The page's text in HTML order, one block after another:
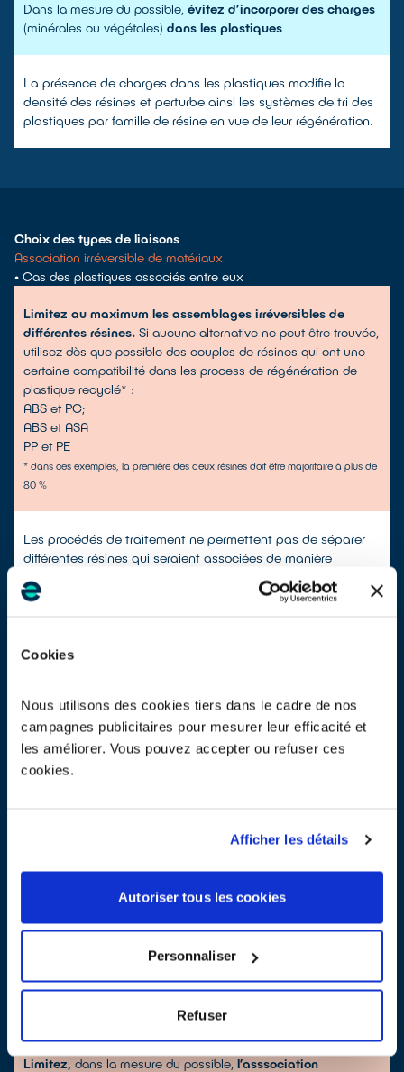
Cookies
Nous utilisons des cookies tiers dans le cadre de nos
campagnes publicitaires pour mesurer leur efficacité et
les améliorer. Vous pouvez accepter ou refuser ces
cookies.
Afficher les détails
Autoriser tous les cookies
Personnaliser
Refuser
Dans la mesure du possible, évitez d’incorporer des charges
(minérales ou végétales) dans les plastiques
La présence de charges dans les plastiques modifie la
densité des résines et perturbe ainsi les systèmes de tri des
plastiques par famille de résine en vue de leur régénération.
Choix des types de liaisons
Association irréversible de matériaux
• Cas des plastiques associés entre eux
Limitez au maximum les assemblages irréversibles de
différentes résines. Si aucune alternative ne peut être trouvée,
utilisez dès que possible des couples de résines qui ont une
certaine compatibilité dans les process de régénération de
plastique recyclé* :
ABS et PC;
ABS et ASA
PP et PE
* dans ces exemples, la première des deux résines doit être majoritaire à plus de
80 %
Les procédés de traitement ne permettent pas de séparer
différentes résines qui seraient associées de manière
irréversible (ex : collages, bi-injection, co-extrusion…).
Or la plupart des résines ne sont pas compatibles
recyclage des plastiques. C’est pourquoi minimiser
aucune alternative n’est envisageable, privilégiez les
assemblages de la liste ci-contre.
Cas des plastiques associés à d’autres matériaux
Les procédés de broyage ne peuvent séparer totalement
aboutiront ainsi, en sortie d’installation, à des fragments
constitués de plusieurs matières. Ces fragments perturbent
aval de recyclage de chacune de ces fractions.
Limitez, dans la mesure du possible, l’asssociation